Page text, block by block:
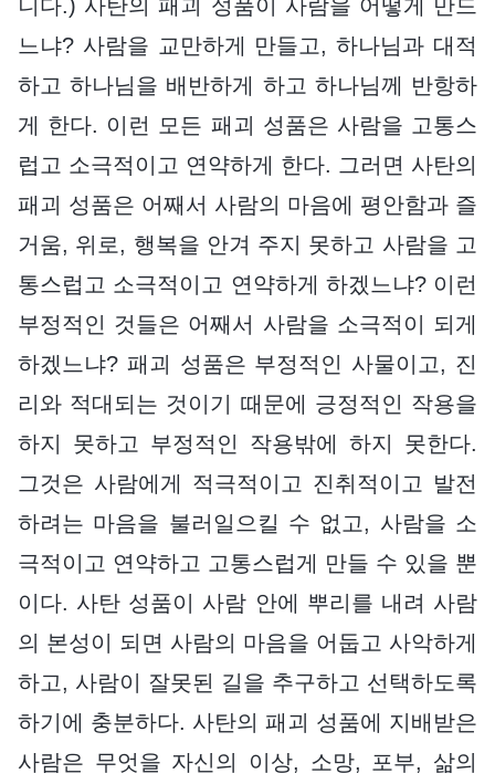
니다.) 사탄의 패괴 성품이 사람을 어떻게 만드
느냐? 사람을 교만하게 만들고, 하나님과 대적
하고 하나님을 배반하게 하고 하나님께 반항하
게 한다. 이런 모든 패괴 성품은 사람을 고통스
럽고 소극적이고 연약하게 한다. 그러면 사탄의
패괴 성품은 어째서 사람의 마음에 평안함과 즐
거움, 위로, 행복을 안겨 주지 못하고 사람을 고
통스럽고 소극적이고 연약하게 하겠느냐? 이런
부정적인 것들은 어째서 사람을 소극적이 되게
하겠느냐? 패괴 성품은 부정적인 사물이고, 진
리와 적대되는 것이기 때문에 긍정적인 작용을
하지 못하고 부정적인 작용밖에 하지 못한다.
그것은 사람에게 적극적이고 진취적이고 발전
하려는 마음을 불러일으킬 수 없고, 사람을 소
극적이고 연약하고 고통스럽게 만들 수 있을 뿐
이다. 사탄 성품이 사람 안에 뿌리를 내려 사람
의 본성이 되면 사람의 마음을 어둡고 사악하게
하고, 사람이 잘못된 길을 추구하고 선택하도록
하기에 충분하다. 사탄의 패괴 성품에 지배받은
사람은 무엇을 자신의 이상, 소망, 포부, 삶의